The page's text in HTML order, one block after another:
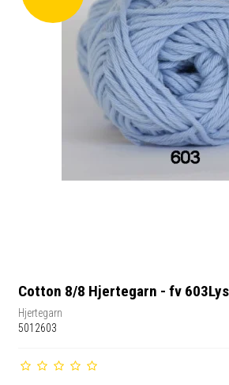
Cotton 8/8 Hjertegarn - fv
Hjertegarn
5012603